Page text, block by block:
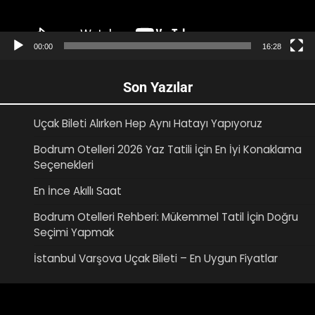
00:00 16:28
Son Yazılar
Uçak Bileti Alırken Hep Aynı Hatayı Yapıyoruz
Bodrum Otelleri 2026 Yaz Tatili İçin En İyi Konaklama
Seçenekleri
En İnce Akıllı Saat
Bodrum Otelleri Rehberi: Mükemmel Tatil İçin Doğru
Seçimi Yapmak
İstanbul Varşova Uçak Bileti – En Uygun Fiyatlar